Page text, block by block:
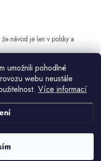
umožnili pohodlné
webu neustále
Více informací
návod je len v polsky a